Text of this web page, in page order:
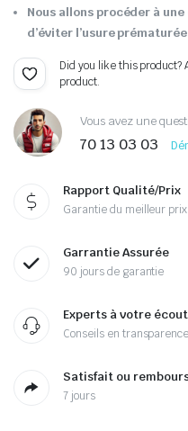
Nous allons procéder à
d’éviter l’usure
Did you like this product?
product.
Vous avez une
70 13 03 03
Rapport Qualité/Prix
Garantie du meilleur prix
Garrantie Assurée
90 jours de garantie
Experts à votre
Conseils en
Satisfait ou
7 jours